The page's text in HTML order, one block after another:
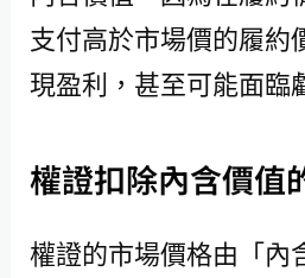
支付高於市場價的履約
現盈利，甚至可能面臨
權證扣除內含價值
權證的市場價格由「內